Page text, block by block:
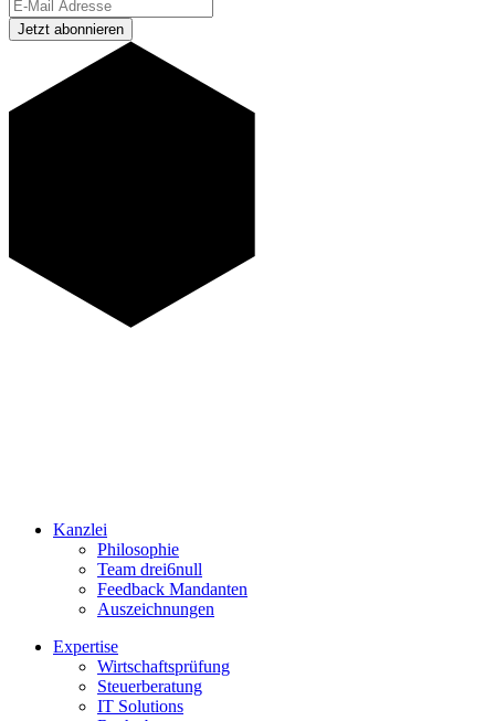
Jetzt abonnieren
Kanzlei
Philosophie
Team drei6null
Feedback Mandanten
Auszeichnungen
Expertise
Wirtschaftsprüfung
Steuerberatung
IT Solutions